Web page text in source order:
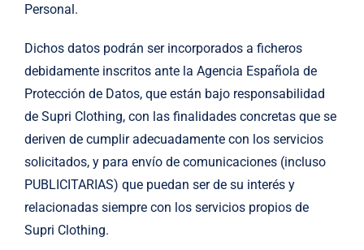
Personal.
Dichos datos podrán ser incorporados a ficheros
debidamente inscritos ante la Agencia Española de
Protección de Datos, que están bajo responsabilidad
de Supri Clothing, con las finalidades concretas que se
deriven de cumplir adecuadamente con los servicios
solicitados, y para envío de comunicaciones (incluso
PUBLICITARIAS) que puedan ser de su interés y
relacionadas siempre con los servicios propios de
Supri Clothing.